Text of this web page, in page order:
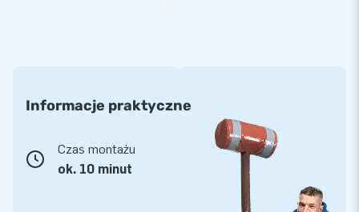
Informacje praktyczne
Czas montażu
ok. 10 minut